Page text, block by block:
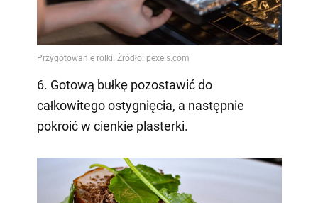
6. Gotową bułkę pozostawić do
całkowitego ostygnięcia, a następnie
pokroić w cienkie plasterki.